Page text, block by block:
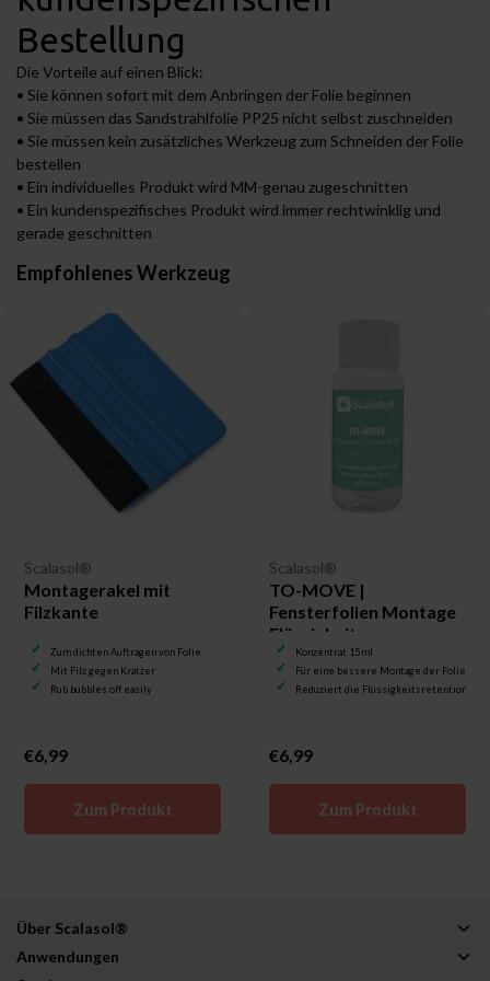
Bestellung
Die Vorteile auf einen Blick:
• Sie können sofort mit dem Anbringen der Folie beginnen
• Sie müssen das Sandstrahlfolie PP25 nicht selbst zuschneiden
• Sie müssen kein zusätzliches Werkzeug zum Schneiden der Folie
bestellen
• Ein individuelles Produkt wird MM-genau zugeschnitten
• Ein kundenspezifisches Produkt wird immer rechtwinklig und
gerade geschnitten
Empfohlenes Werkzeug
Scalasol®
Montagerakel mit
Filzkante
Zum dichten Auftragen von Folie
Mit Filz gegen Kratzer
Rub bubbles off easily
€6,99
Zum Produkt
Scalasol®
TO-MOVE |
Fensterfolien Montage
Flüssigkeit
Konzentrat 15 ml
Für eine bessere Montage der Folie
Reduziert die Flüssigkeitsretention
€6,99
Zum Produkt
Über Scalasol®
Anwendungen